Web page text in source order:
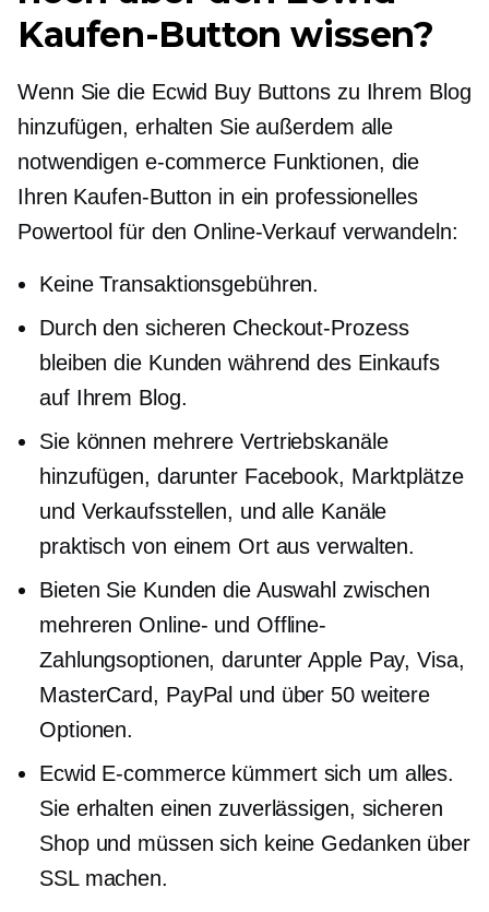
Kaufen-Button wissen?
Wenn Sie die Ecwid Buy Buttons zu Ihrem Blog
hinzufügen, erhalten Sie außerdem alle
notwendigen e-commerceFunktionen, die
Ihren Kaufen-Button in ein professionelles
Powertool für den Online-Verkauf verwandeln:
Keine Transaktionsgebühren.
Durch den sicheren Checkout-Prozess
bleiben die Kunden während des Einkaufs
auf Ihrem Blog.
Sie können mehrere Vertriebskanäle
hinzufügen, darunter Facebook, Marktplätze
und Verkaufsstellen, und alle Kanäle
praktisch von einem Ort aus verwalten.
Bieten Sie Kunden die Auswahl zwischen
mehreren Online- und Offline-
Zahlungsoptionen, darunter Apple Pay, Visa,
MasterCard, PayPal und über 50 weitere
Optionen.
Ecwid E-commercekümmert sich um alles.
Sie erhalten einen zuverlässigen, sicheren
Shop und müssen sich keine Gedanken über
SSL machen.